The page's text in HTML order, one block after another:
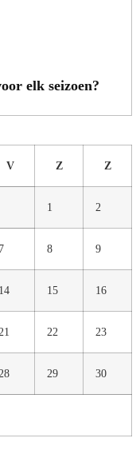
elk seizoen?
V Z Z
1 2
7 8 9
14 15 16
22 23
29 30